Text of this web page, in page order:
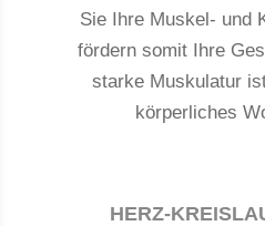
Sie Ihre Muskel- und
fördern somit Ihre
starke Muskulatur
körperliches
HERZ-